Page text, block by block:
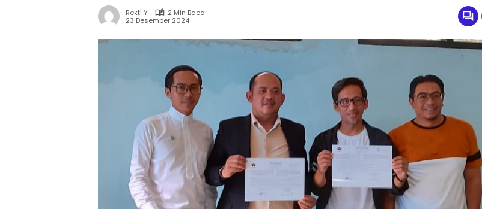
Rekti Y
2 Min Baca
23 Desember 2024